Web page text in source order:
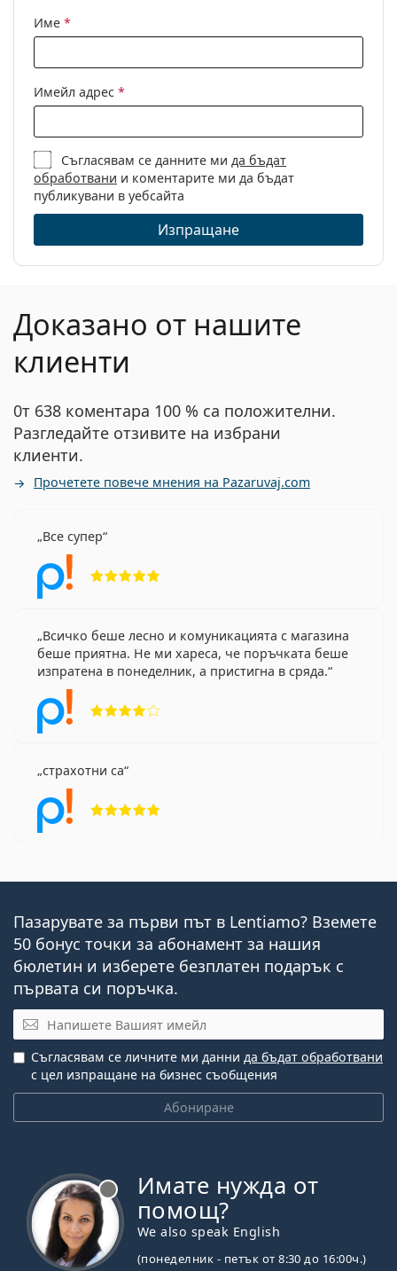
инструкциите преди употреба.
Име *
Имейл адрес *
Съгласявам се данните ми да бъдат
обработвани и коментарите ми да бъдат
публикувани в уебсайта
Изпращане
Доказано от нашите
клиенти
0т 638 коментара 100 % са положителни.
Разгледайте отзивите на избрани
клиенти.
Прочетете повече мнения на Pazaruvaj.com
Все супер
Всичко беше лесно и комуникацията с магазина
беше приятна. Не ми хареса, че поръчката беше
изпратена в понеделник, а пристигна в сряда.
страхотни са
Пазарувате за първи път в Lentiamo? Вземете
50 бонус точки за абонамент за нашия
бюлетин и изберете безплатен подарък с
първата си поръчка.
Имейл
Абониране
Съгласявам се личните ми данни да бъдат обработвани
с цел изпращане на бизнес съобщения
Имате нужда от
помощ?
We also speak English
(понеделник - петък от 8:30 до 16:00ч.)